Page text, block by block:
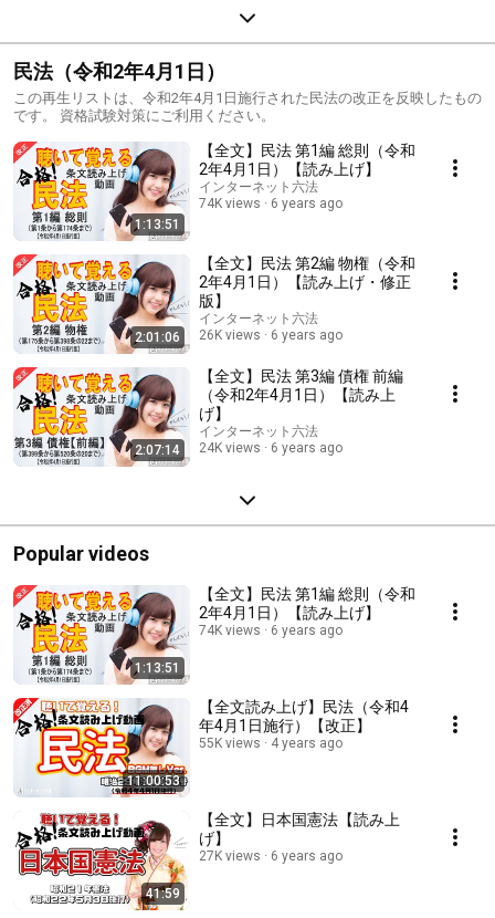
民法（令和2年4月1日）
この再生リストは、令和2年4月1日施行された民法の改正を反映したもの
です。 資格試験対策にご利用ください。
1:13:51
【全文】民法 第1編 総則（令和
2年4月1日）【読み上げ】
インターネット六法
74K views
6 years ago
2:01:06
【全文】民法 第2編 物権（令和
2年4月1日）【読み上げ・修正
版】
インターネット六法
26K views
6 years ago
2:07:14
【全文】民法 第3編 債権 前編
（令和2年4月1日）【読み上
げ】
インターネット六法
24K views
6 years ago
Popular videos
1:13:51
【全文】民法 第1編 総則（令和
2年4月1日）【読み上げ】
74K views 6 years ago
11:00:53
【全文読み上げ】民法（令和4
年4月1日施行）【改正】
55K views 4 years ago
41:59
【全文】日本国憲法【読み上
げ】
27K views 6 years ago